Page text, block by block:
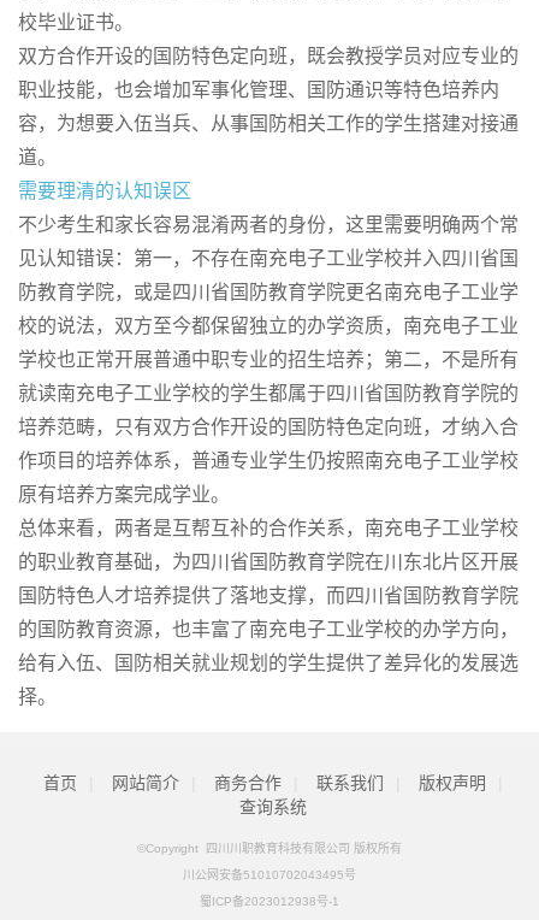
校毕业证书。
双方合作开设的国防特色定向班，既会教授学员对应专业的
职业技能，也会增加军事化管理、国防通识等特色培养内
容，为想要入伍当兵、从事国防相关工作的学生搭建对接通
道。
需要理清的认知误区
不少考生和家长容易混淆两者的身份，这里需要明确两个常
见认知错误：第一，不存在南充电子工业学校并入四川省国
防教育学院，或是四川省国防教育学院更名南充电子工业学
校的说法，双方至今都保留独立的办学资质，南充电子工业
学校也正常开展普通中职专业的招生培养；第二，不是所有
就读南充电子工业学校的学生都属于四川省国防教育学院的
培养范畴，只有双方合作开设的国防特色定向班，才纳入合
作项目的培养体系，普通专业学生仍按照南充电子工业学校
原有培养方案完成学业。
总体来看，两者是互帮互补的合作关系，南充电子工业学校
的职业教育基础，为四川省国防教育学院在川东北片区开展
国防特色人才培养提供了落地支撑，而四川省国防教育学院
的国防教育资源，也丰富了南充电子工业学校的办学方向，
给有入伍、国防相关就业规划的学生提供了差异化的发展选
择。
首页 网站简介 商务合作 联系我们 版权声明
查询系统
©Copyright 四川川职教育科技有限公司 版权所有
川公网安备51010702043495号
蜀ICP备2023012938号-1